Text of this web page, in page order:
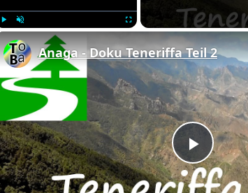
Fullscreen
Play
Anaga - Doku Teneriffa Teil 2